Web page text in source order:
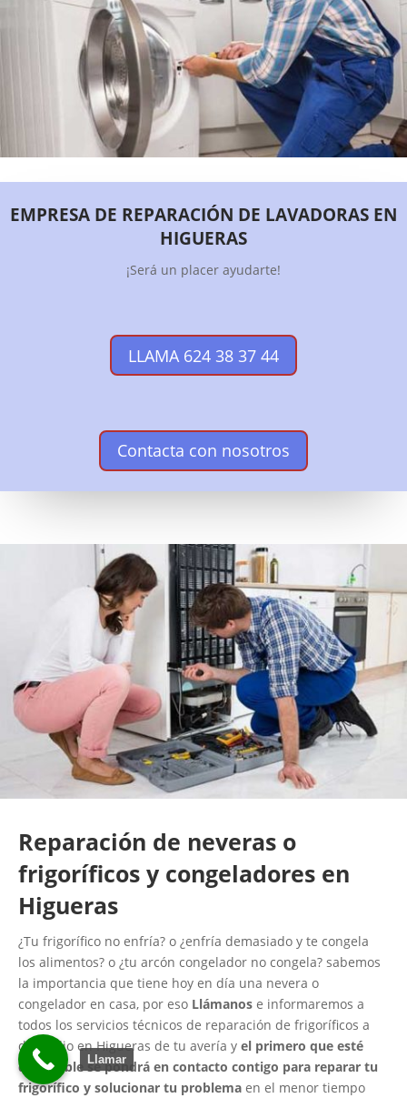
EMPRESA DE REPARACIÓN DE LAVADORAS EN
HIGUERAS
¡Será un placer ayudarte!
LLAMA 624 38 37 44
Contacta con nosotros
Reparación de neveras o
frigoríficos y congeladores en
Higueras
¿Tu frigorífico no enfría? o ¿enfría demasiado y te congela
los alimentos? o ¿tu arcón congelador no congela? sabemos
la importancia que tiene hoy en día una nevera o
congelador en casa, por eso Llámanos e informaremos a
todos los servicios técnicos de reparación de frigoríficos a
domicilio en Higueras de tu avería y el primero que esté
disponible se pondrá en contacto contigo para reparar tu
frigorífico y solucionar tu problema en el menor tiempo
Llamar